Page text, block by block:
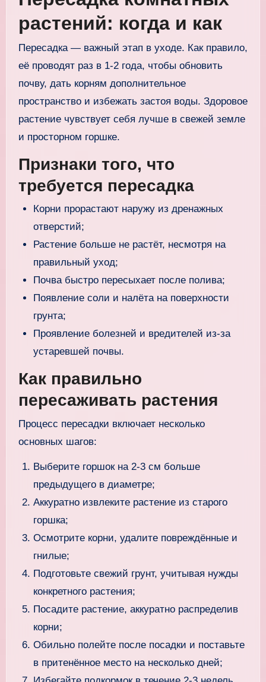
растений: когда и как
Пересадка — важный этап в уходе. Как правило,
её проводят раз в 1-2 года, чтобы обновить
почву, дать корням дополнительное
пространство и избежать застоя воды. Здоровое
растение чувствует себя лучше в свежей земле
и просторном горшке.
Признаки того, что
требуется пересадка
Корни прорастают наружу из дренажных
отверстий;
Растение больше не растёт, несмотря на
правильный уход;
Почва быстро пересыхает после полива;
Появление соли и налёта на поверхности
грунта;
Проявление болезней и вредителей из-за
устаревшей почвы.
Как правильно
пересаживать растения
Процесс пересадки включает несколько
основных шагов:
Выберите горшок на 2-3 см больше
предыдущего в диаметре;
Аккуратно извлеките растение из старого
горшка;
Осмотрите корни, удалите повреждённые и
гнилые;
Подготовьте свежий грунт, учитывая нужды
конкретного растения;
Посадите растение, аккуратно распределив
корни;
Обильно полейте после посадки и поставьте
в притенённое место на несколько дней;